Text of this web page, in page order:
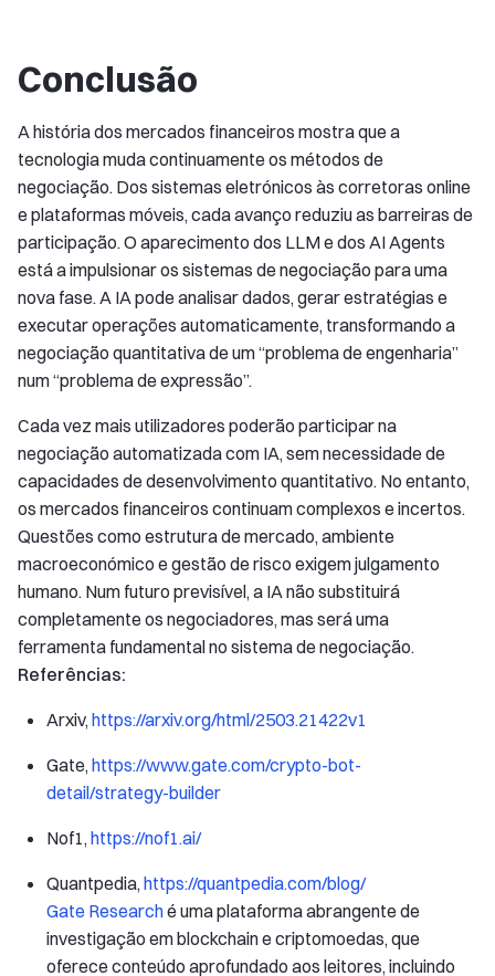
Conclusão
A história dos mercados financeiros mostra que a
tecnologia muda continuamente os métodos de
negociação. Dos sistemas eletrónicos às corretoras online
e plataformas móveis, cada avanço reduziu as barreiras de
participação. O aparecimento dos LLM e dos AI Agents
está a impulsionar os sistemas de negociação para uma
nova fase. A IA pode analisar dados, gerar estratégias e
executar operações automaticamente, transformando a
negociação quantitativa de um “problema de engenharia”
num “problema de expressão”.
Cada vez mais utilizadores poderão participar na
negociação automatizada com IA, sem necessidade de
capacidades de desenvolvimento quantitativo. No entanto,
os mercados financeiros continuam complexos e incertos.
Questões como estrutura de mercado, ambiente
macroeconómico e gestão de risco exigem julgamento
humano. Num futuro previsível, a IA não substituirá
completamente os negociadores, mas será uma
ferramenta fundamental no sistema de negociação.
Referências:
Arxiv,https://arxiv.org/html/2503.21422v1
Gate,https://www.gate.com/crypto-bot-
detail/strategy-builder
Nof1,https://nof1.ai/
Quantpedia,https://quantpedia.com/blog/
Gate Researché uma plataforma abrangente de
investigação em blockchain e criptomoedas, que
oferece conteúdo aprofundado aos leitores, incluindo